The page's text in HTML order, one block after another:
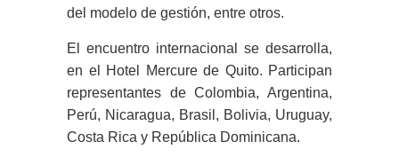
del modelo de gestión, entre otros.
El encuentro internacional se desarrolla,
en el Hotel Mercure de Quito. Participan
representantes de Colombia, Argentina,
Perú, Nicaragua, Brasil, Bolivia, Uruguay,
Costa Rica y República Dominicana.